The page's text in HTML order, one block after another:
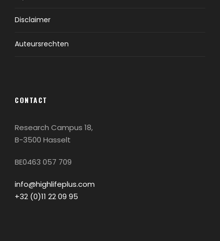
Disclaimer
Auteursrechten
CONTACT
Research Campus 18,
B-3500 Hasselt
BE0463 057 709
info@highlifeplus.com
+32 (0)11 22 09 95